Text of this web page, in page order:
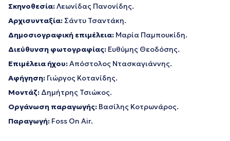
Σκηνοθεσία:Λεωνίδας Πανονίδης.
Αρχισυνταξία: Σάντυ Τσαντάκη.
Δημοσιογραφική επιμέλεια: Μαρία Παμπουκίδη.
Διεύθυνση φωτογραφίας: Ευθύμης Θεοδόσης.
Επιμέλεια ήχου:Απόστολος Ντασκαγιάννης.
Αφήγηση: Γιώργος Κοτανίδης.
Μοντάζ: Δημήτρης Τσιώκος.
Οργάνωση παραγωγής: Βασίλης Κοτρωνάρος.
Παραγωγή: Foss On Air.